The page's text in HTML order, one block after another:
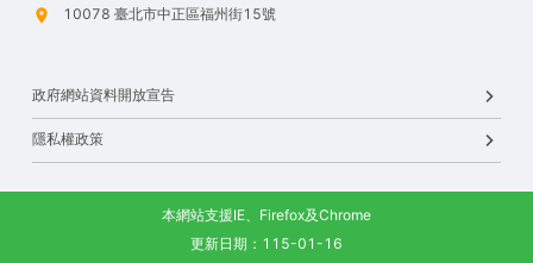
10078 臺北市中正區福州街15號
政府網站資料開放宣告
隱私權政策
本網站支援IE、Firefox及Chrome
更新日期：115-01-16